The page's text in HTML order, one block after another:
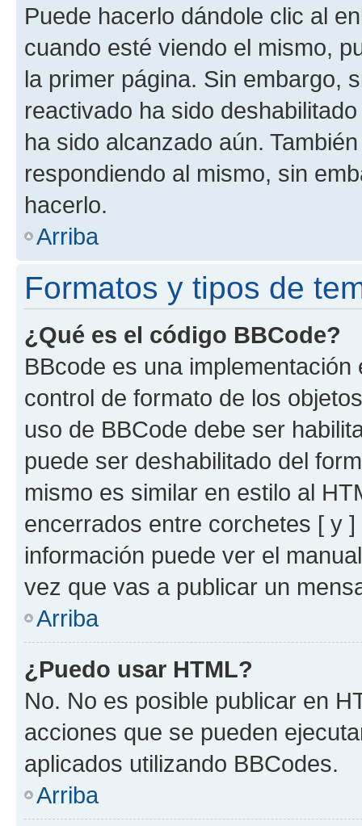
Puede hacerlo dándole clic al
cuando esté viendo el mismo,
la primer página. Sin embargo,
reactivado ha sido
ha sido alcanzado aún.
respondiendo al mismo, sin
hacerlo.
Arriba
Formatos y tipos de
¿Qué es el código BBCode?
BBcode es una
control de formato de los
uso de BBCode debe ser
puede ser deshabilitado del
mismo es similar en estilo al
encerrados entre corchetes [ y
información puede ver el
vez que vas a publicar un
Arriba
¿Puedo usar HTML?
No. No es posible publicar en
acciones que se pueden
aplicados utilizando BBCodes.
Arriba